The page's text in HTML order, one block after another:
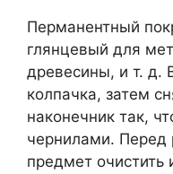
Перманентный
глянцевый для
древесины, и т. д.
колпачка, затем
наконечник так,
чернилами. Перед
предмет очистить